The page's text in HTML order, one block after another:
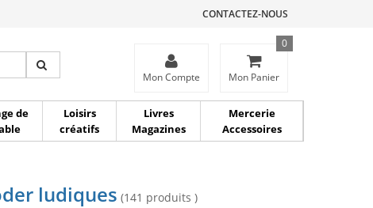
CONTACTEZ-NOUS
Mon Compte Mon Panier
0
de
Loisirs
créatifs
Livres
Magazines
Mercerie
Accessoires
ludiques (141 produits )